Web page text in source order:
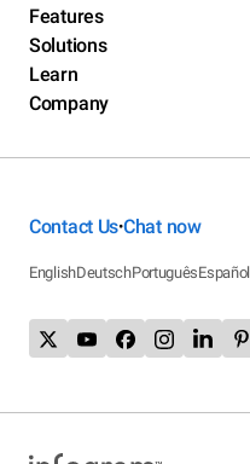
Features
Solutions
Learn
Company
Contact Us•Chat now
EnglishDeutschPortuguêsEspañol